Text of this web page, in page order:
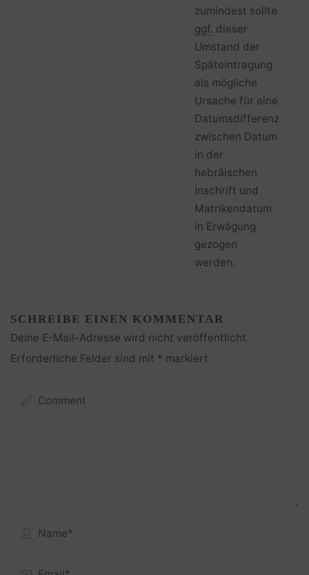
zumindest sollte
ggf. dieser
Umstand der
Späteintragung
als mögliche
Ursache für eine
Datumsdifferenz
zwischen Datum
in der
hebräischen
Inschrift und
Matrikendatum
in Erwägung
gezogen
werden.
SCHREIBE EINEN KOMMENTAR
Deine E-Mail-Adresse wird nicht veröffentlicht.
Erforderliche Felder sind mit * markiert